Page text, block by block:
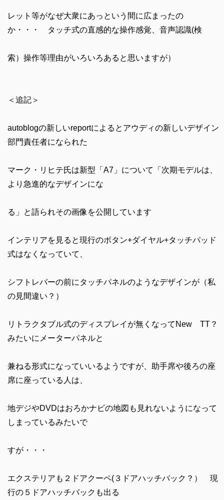
レット等がなぜ大衆にあっという間に広まったの
か・・・ タッチ式の直感的な操作感覚、音声認識(検
索）操作等理由がいろいろあると思いますが）
＜追記＞
autoblogの新しいreportによるとアウディの新しいデザイン
部門責任者になられた
マーク・リヒテ氏は新型「A7」について「次期モデルは、
より急進的なデザインにな
る」と語られその画像を公開しています
インテリアを見ると現行のボタン+ダイヤル+タッチパッド
式はなくなっていて、
シフトレバーの前にタッチパネルのようなデザインが（私
の見間違い？）
リトラクタブル式のディスプレイが無くなってNew TT？
みたいにメーターパネルと
兼ねる形式になっていいるようですが、助手席や後ろの座
席に座っている人は、
地デジやDVDはおろかナビの地図も見れないようになって
しまっているみたいで
すが・・・
エクステリアも２ドアクーペ(３ドアハッチバック？） 現
行の５ドアハッチバックも出る